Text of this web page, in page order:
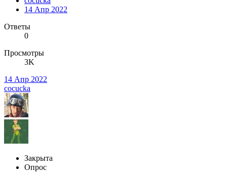
14 Апр 2022
Ответы
0
Просмотры
3K
14 Апр 2022
cocucka
Закрыта
Опрос